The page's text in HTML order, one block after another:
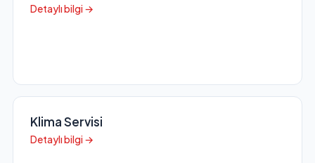
Detaylı bilgi →
Klima Servisi
Detaylı bilgi →